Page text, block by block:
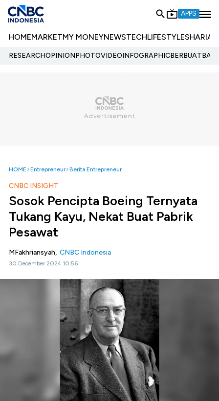
APPS
HOMEMARKETMY MONEYNEWSTECHLIFESTYLESHARIA
RESEARCHOPINIONPHOTOVIDEOINFOGRAPHIC
HOME Entrepreneur Berita Entrepreneur
CNBC INSIGHT
Sosok Pencipta Boeing Ternyata
Tukang Kayu, Nekat Buat Pabrik
Pesawat
MFakhriansyah, CNBC Indonesia
30 December 2024 10:56